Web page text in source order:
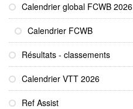
Calendrier global FCWB 2026
Calendrier FCWB
Résultats - classements
Calendrier VTT 2026
Ref Assist